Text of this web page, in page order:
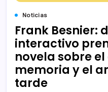
Noticias
Frank Besnier:
interactivo
novela sobre
memoria y el
tarde